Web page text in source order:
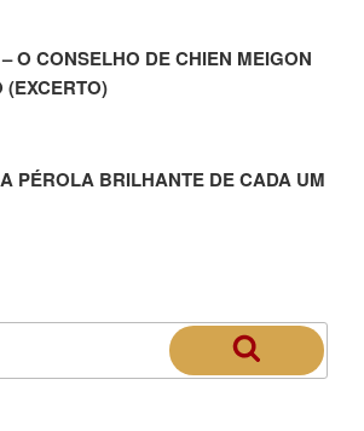
O CONSELHO DE CHIEN MEIGON
(EXCERTO)
PÉROLA BRILHANTE DE CADA UM